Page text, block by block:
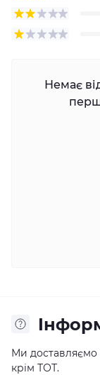
Немає
Ми доставляємо
крім ТОТ.